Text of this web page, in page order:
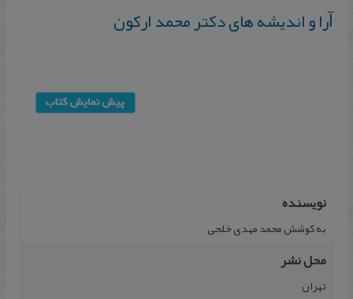
ﺁرا و اندیشه های دکتر محمد ارکون
نویسنده
به کوشش محمد مهدی خلجی
محل نشر
تهران